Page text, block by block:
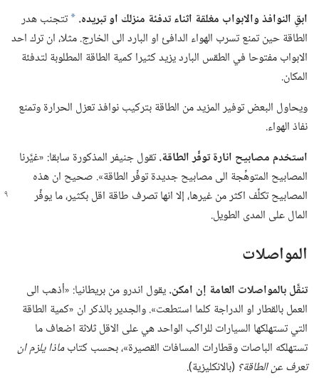
ابقِ النوافذ والابواب مغلقة اثناء تدفئة منزلك او تبريده.‏ aتتجنب هدر
الطاقة حين تمنع تسرب الهواء الدافئ او البارد الى الخارج.‏ مثلا،‏ ان ترك احد
الابواب مفتوحا في الطقس البارد يزيد كثيرا كمية الطاقة المطلوبة لتدفئة
المكان.‏
ويحاول البعض توفير المزيد من الطاقة بتركيب نوافذ تعزل الحرارة وتمنع
نفاذ الهواء.‏
استخدم مصابيح انارة توفِّر الطاقة.‏تقول جنيفر المذكورة سابقا:‏ «غيَّرنا
المصابيح المتوهِّجة الى مصابيح جديدة توفِّر الطاقة».‏ صحيح ان هذه
المصابيح تكلِّف اكثر من غيرها،‏ إلا انهاتصرف طاقة اقل بكثير،‏ ما يوفِّر
المال على المدى الطويل.‏
المواصلات
تنقَّل بالمواصلات العامة إن امكن.‏يقول اندرو من بريطانيا:‏ «أذهب الى
العمل بالقطار او الدراجة كلما استطعت».‏ والجدير بالذكر ان «كمية الطاقة
التي تستهلكها السيارات للراكب الواحد هي على الاقل ثلاثة اضعاف ما
تستهلكه الباصات وقطارات المسافات القصيرة»،‏ بحسب كتابماذا يلزم ان
تعرف عن الطاقة؟‏ (‏بالانكليزية)‏.‏